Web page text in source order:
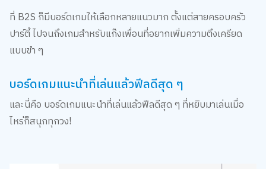
ที่ B2S ก็มีบอร์ดเกมให้เลือกหลายแนวมาก ตั้งแต่สายครอบครัว
ปาร์ตี้ ไปจนถึงเกมสำหรับแก๊งเพื่อนที่อยากเพิ่มความตึงเครียด
แบบขำ ๆ
บอร์ดเกมแนะนำที่เล่นแล้วฟีลดีสุด ๆ
และนี่คือ บอร์ดเกมแนะนำที่เล่นแล้วฟีลดีสุด ๆ ที่หยิบมาเล่นเมื่อ
ไหร่ก็สนุกทุกวง!